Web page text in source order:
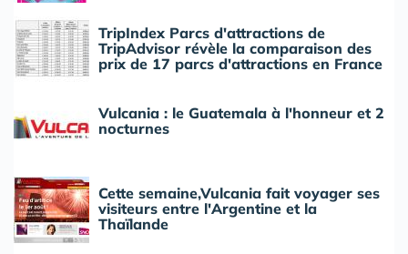
TripIndex Parcs d'attractions de
TripAdvisor révèle la comparaison des
prix de 17 parcs d'attractions en France
Vulcania : le Guatemala à l'honneur et 2
nocturnes
Cette semaine,Vulcania fait voyager ses
visiteurs entre l'Argentine et la
Thaïlande